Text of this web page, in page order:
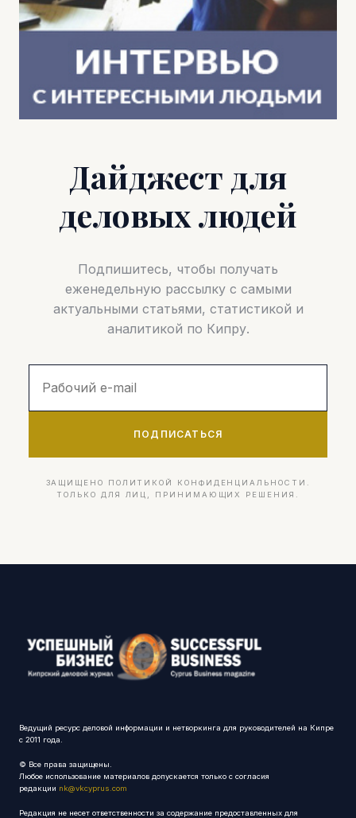
Дайджест для
деловых людей
Подпишитесь, чтобы получать
еженедельную рассылку с самыми
актуальными статьями, статистикой и
аналитикой по Кипру.
ПОДПИСАТЬСЯ
ЗАЩИЩЕНО ПОЛИТИКОЙ КОНФИДЕНЦИАЛЬНОСТИ.
ТОЛЬКО ДЛЯ ЛИЦ, ПРИНИМАЮЩИХ РЕШЕНИЯ.
Ведущий ресурс деловой информации и нетворкинга для руководителей на Кипре
с 2011 года.
© Все права защищены.
Любое использование материалов допускается только с согласия
редакции nk@vkcyprus.com
Редакция не несет ответственности за содержание предоставленных для